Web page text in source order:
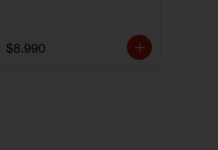
$8.990